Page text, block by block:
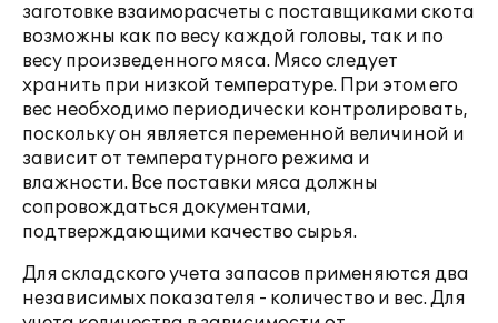
заготовке взаиморасчеты с поставщиками скота
возможны как по весу каждой головы, так и по
весу произведенного мяса. Мясо следует
хранить при низкой температуре. При этом его
вес необходимо периодически контролировать,
поскольку он является переменной величиной и
зависит от температурного режима и
влажности. Все поставки мяса должны
сопровождаться документами,
подтверждающими качество сырья.
Для складского учета запасов применяются два
независимых показателя - количество и вес. Для